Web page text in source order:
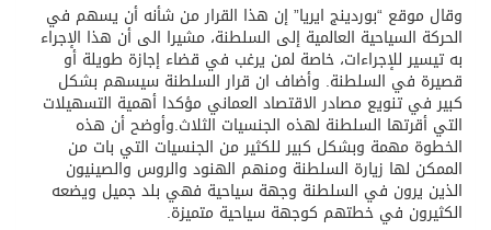
وقال موقع “بوردينج ايريا” إن هذا القرار من شأنه أن يسهم في
الحركة السياحية العالمية إلى السلطنة، مشيرا الى أن هذا الإجراء
به تيسير للإجراءات، خاصة لمن يرغب في قضاء إجازة طويلة أو
قصيرة في السلطنة. وأضاف ان قرار السلطنة سيسهم بشكل
كبير في تنويع مصادر الاقتصاد العماني مؤكدا أهمية التسهيلات
التي أقرتها السلطنة لهذه الجنسيات الثلاث.وأوضح أن هذه
الخطوة مهمة وبشكل كبير للكثير من الجنسيات التي بات من
الممكن لها زيارة السلطنة ومنهم الهنود والروس والصينيون
الذين يرون في السلطنة وجهة سياحية فهي بلد جميل ويضعه
الكثيرون في خطتهم كوجهة سياحية متميزة.